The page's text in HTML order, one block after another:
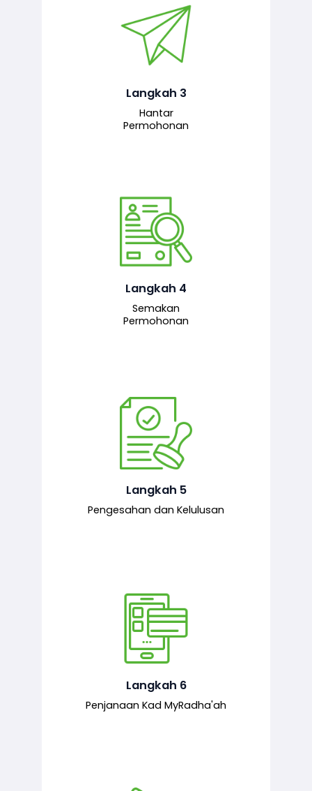
Langkah 3
Hantar
Permohonan
Permohonan yang lengkap dihantar
untuk proses semakan dan
bertanggungjawab.
Langkah 4
Semakan
Permohonan
Pegawai penyemak menyemak
maklumat yang dikemukakan. Jika
semua maklumat adalah lengkap dan
kepada pegawai pelulus untuk
tindakan seterusnya.
Langkah 5
Pengesahan dan Kelulusan
Pegawai pelulus menilai permohonan
dan memberi pengesahan serta
kelulusan akhir sekiranya semuanya
mematuhi syarat ditetapkan.
Langkah 6
Penjanaan Kad MyRadha'ah
Setelah permohonan diluluskan, kad
MyRadha’ah akan dijana.